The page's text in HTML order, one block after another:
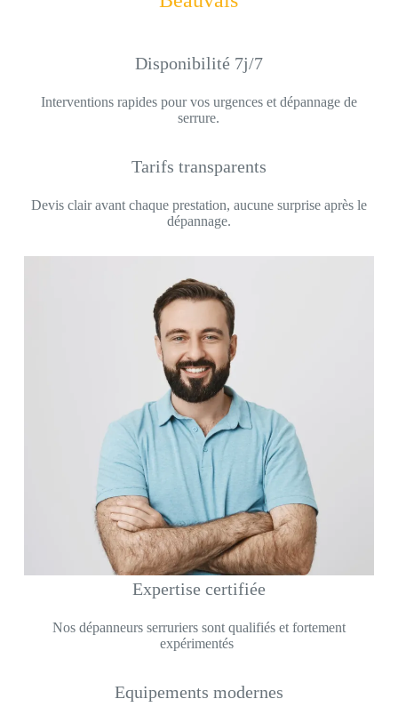
Disponibilité 7j/7
Interventions rapides pour vos urgences et dépannage de
serrure.
Tarifs transparents
Devis clair avant chaque prestation, aucune surprise après le
dépannage.
Expertise certifiée
Nos dépanneurs serruriers sont qualifiés et fortement
expérimentés
Equipements modernes